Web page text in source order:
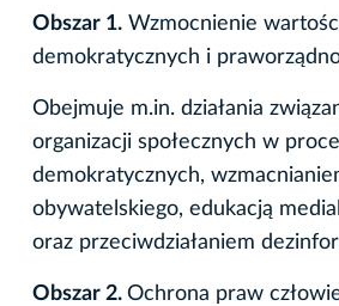
Obszar 1. Wzmocnienie
demokratycznych i
Obejmuje m.in. działania
organizacji społecznych w
demokratycznych,
obywatelskiego, edukacją
oraz przeciwdziałaniem
Obszar 2. Ochrona praw